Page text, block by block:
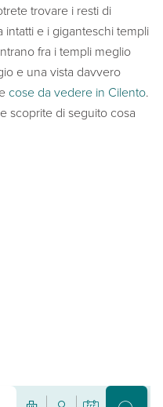
trovare i resti di
e i giganteschi templi
fra i templi meglio
e una vista davvero
cose da vedere in Cilento.
scoprite di seguito cosa